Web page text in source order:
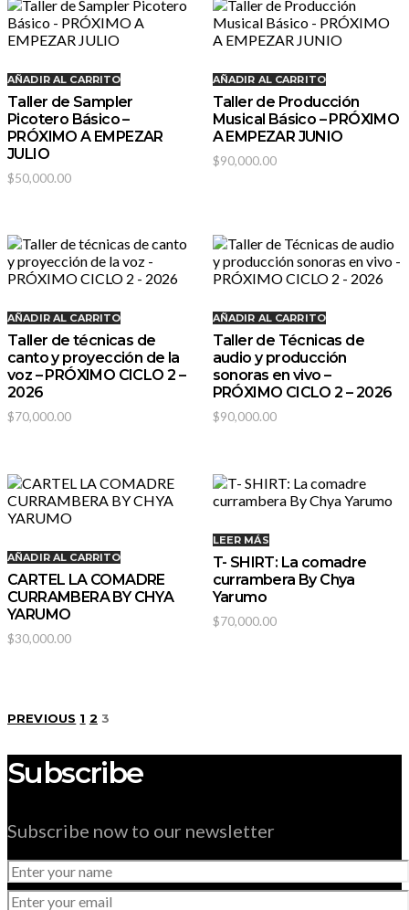
AÑADIR AL CARRITO
Taller de Sampler
Picotero Básico –
PRÓXIMO A EMPEZAR
JULIO
$50,000.00
AÑADIR AL CARRITO
Taller de Producción
Musical Básico – PRÓXIMO
A EMPEZAR JUNIO
$90,000.00
AÑADIR AL CARRITO
Taller de técnicas de
canto y proyección de la
voz – PRÓXIMO CICLO 2 –
2026
$70,000.00
AÑADIR AL CARRITO
Taller de Técnicas de
audio y producción
sonoras en vivo –
PRÓXIMO CICLO 2 – 2026
$90,000.00
AÑADIR AL CARRITO
CARTEL LA COMADRE
CURRAMBERA BY CHYA
YARUMO
$30,000.00
LEER MÁS
T- SHIRT: La comadre
currambera By Chya
Yarumo
$70,000.00
Paginación
de
PREVIOUS 1 2 3
Subscribe
Subscribe now to our newsletter